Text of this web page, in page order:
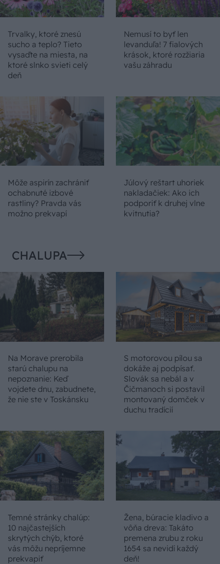
Trvalky, ktoré znesú
sucho a teplo? Tieto
vysaďte na miesta, na
ktoré slnko svieti celý
deň
Nemusí to byť len
levanduľa! 7 fialových
krások, ktoré rozžiaria
vašu záhradu
Môže aspirín zachrániť
ochabnuté izbové
rastliny? Pravda vás
možno prekvapí
Júlový reštart uhoriek
nakladačiek: Ako ich
podporiť k druhej vlne
kvitnutia?
CHALUPA
Na Morave prerobila
starú chalupu na
nepoznanie: Keď
vojdete dnu, zabudnete,
že nie ste v Toskánsku
S motorovou pílou sa
dokáže aj podpísať.
Slovák sa nebál a v
Čičmanoch si postavil
montovaný domček v
duchu tradícií
Temné stránky chalúp:
10 najčastejších
skrytých chýb, ktoré
vás môžu nepríjemne
prekvapiť
Žena, búracie kladivo a
vôňa dreva: Takáto
premena zrubu z roku
1654 sa nevidí každý
deň!